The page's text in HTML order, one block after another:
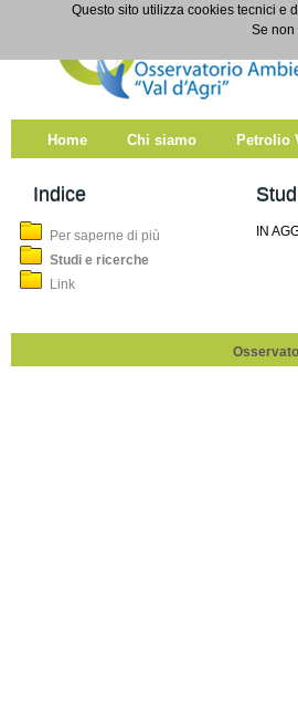
Salta al contenuto
Studi e ricerche
Home Chi siamo Petrolio
Indice
Per saperne di più
Studi e ricerche
Link
IN
Questo sito utilizza cookies tecnici e
Se